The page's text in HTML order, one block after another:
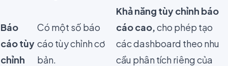
Báo
cáo tùy
chỉnh
Có một số báo
cáo tùy chỉnh cơ
bản.
Khả năng tùy chỉnh báo
cáo cao,cho phép tạo
các dashboard theo nhu
cầu phân tích riêng của